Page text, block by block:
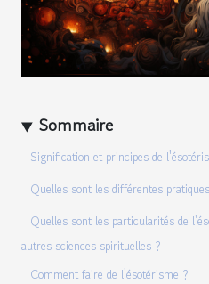
Sommaire
Signification et principes de
Quelles sont les différentes
Quelles sont les particularités de
autres sciences spirituelles ?
Comment faire de l'ésotérisme ?